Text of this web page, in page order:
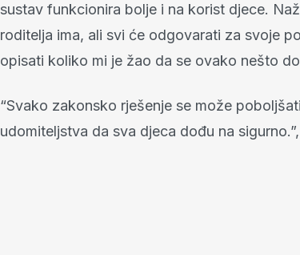
sustav funkcionira bolje i na korist djece.
roditelja ima, ali svi će odgovarati za svoje
opisati koliko mi je žao da se ovako nešto
“Svako zakonsko rješenje se može
udomiteljstva da sva djeca dođu na